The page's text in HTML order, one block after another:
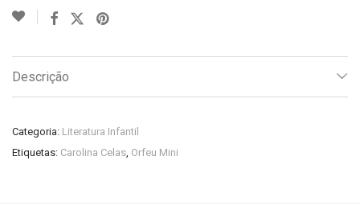
Descrição
Categoria: Literatura Infantil
Etiquetas: Carolina Celas, Orfeu Mini